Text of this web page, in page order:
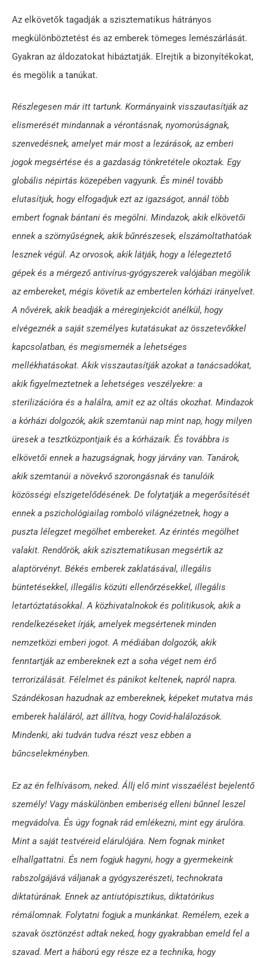
Az elkövetők tagadják a szisztematikus hátrányos
megkülönböztetést és az emberek tömeges lemészárlását.
Gyakran az áldozatokat hibáztatják. Elrejtik a bizonyítékokat,
és megölik a tanúkat.
Részlegesen már itt tartunk. Kormányaink visszautasítják az
elismerését mindannak a vérontásnak, nyomorúságnak,
szenvedésnek, amelyet már most a lezárások, az emberi
jogok megsértése és a gazdaság tönkretétele okoztak. Egy
globális népirtás közepében vagyunk. És minél tovább
elutasítjuk, hogy elfogadjuk ezt az igazságot, annál több
embert fognak bántani és megölni. Mindazok, akik elkövetői
ennek a szörnyűségnek, akik bűnrészesek, elszámoltathatóak
lesznek végül. Az orvosok, akik látják, hogy a lélegeztető
gépek és a mérgező antivírus-gyógyszerek valójában megölik
az embereket, mégis követik az embertelen kórházi irányelvet.
A nővérek, akik beadják a méreginjekciót anélkül, hogy
elvégeznék a saját személyes kutatásukat az összetevőkkel
kapcsolatban, és megismernék a lehetséges
mellékhatásokat. Akik visszautasítják azokat a tanácsadókat,
akik figyelmeztetnek a lehetséges veszélyekre: a
sterilizációra és a halálra, amit ez az oltás okozhat. Mindazok
a kórházi dolgozók, akik szemtanúi nap mint nap, hogy milyen
üresek a tesztközpontjaik és a kórházaik. És továbbra is
elkövetői ennek a hazugságnak, hogy járvány van. Tanárok,
akik szemtanúi a növekvő szorongásnak és tanulóik
közösségi elszigetelődésének. De folytatják a megerősítését
ennek a pszichológiailag romboló világnézetnek, hogy a
puszta lélegzet megölhet embereket. Az érintés megölhet
valakit. Rendőrök, akik szisztematikusan megsértik az
alaptörvényt. Békés emberek zaklatásával, illegális
büntetésekkel, illegális közúti ellenőrzésekkel, illegális
letartóztatásokkal. A közhivatalnokok és politikusok, akik a
rendelkezéseket írják, amelyek megsértenek minden
nemzetközi emberi jogot. A médiában dolgozók, akik
fenntartják az embereknek ezt a soha véget nem érő
terrorizálását. Félelmet és pánikot keltenek, napról napra.
Szándékosan hazudnak az embereknek, képeket mutatva más
emberek haláláról, azt állítva, hogy Covid-halálozások.
Mindenki, aki tudván tudva részt vesz ebben a
bűncselekményben.
Ez az én felhívásom, neked. Állj elő mint visszaélést bejelentő
személy! Vagy máskülönben emberiség elleni bűnnel leszel
megvádolva. És úgy fognak rád emlékezni, mint egy árulóra.
Mint a saját testvéreid elárulójára. Nem fognak minket
elhallgattatni. És nem fogjuk hagyni, hogy a gyermekeink
rabszolgájává váljanak a gyógyszerészeti, technokrata
diktatúrának. Ennek az antiutópisztikus, diktatórikus
rémálomnak. Folytatni fogjuk a munkánkat. Remélem, ezek a
szavak ösztönzést adtak neked, hogy gyakrabban emeld fel a
szavad. Mert a háború egy része ez a technika, hogy